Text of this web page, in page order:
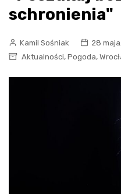
schronienia"
Kamil Sośniak
28
Aktualności, Pogoda,